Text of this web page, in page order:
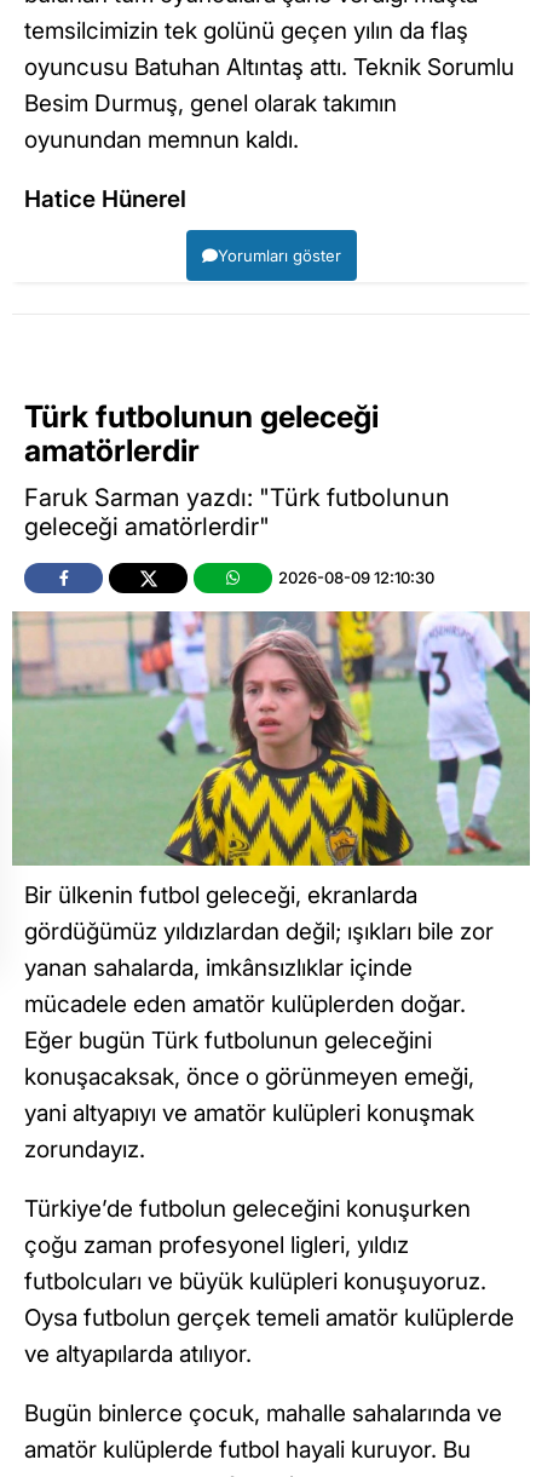
temsilcimizin tek golünü geçen yılın da flaş
oyuncusu Batuhan Altıntaş attı. Teknik Sorumlu
Besim Durmuş, genel olarak takımın
oyunundan memnun kaldı.
Hatice Hünerel
Yorumları göster
Türk futbolunun geleceği
amatörlerdir
Faruk Sarman yazdı: "Türk futbolunun
geleceği amatörlerdir"
2026-08-09 12:10:30
Bir ülkenin futbol geleceği, ekranlarda
gördüğümüz yıldızlardan değil; ışıkları bile zor
yanan sahalarda, imkânsızlıklar içinde
mücadele eden amatör kulüplerden doğar.
Eğer bugün Türk futbolunun geleceğini
konuşacaksak, önce o görünmeyen emeği,
yani altyapıyı ve amatör kulüpleri konuşmak
zorundayız.
Türkiye’de futbolun geleceğini konuşurken
çoğu zaman profesyonel ligleri, yıldız
futbolcuları ve büyük kulüpleri konuşuyoruz.
Oysa futbolun gerçek temeli amatör kulüplerde
ve altyapılarda atılıyor.
Bugün binlerce çocuk, mahalle sahalarında ve
amatör kulüplerde futbol hayali kuruyor. Bu